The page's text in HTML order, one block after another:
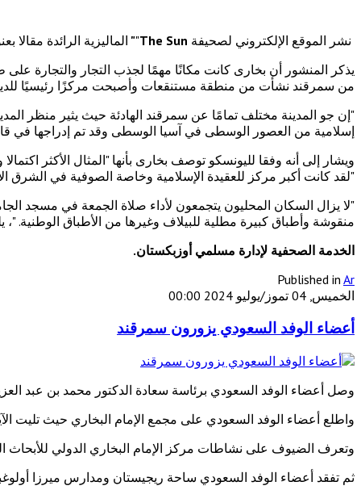
نشر الموقع الإلكتروني لصحيفة The Sun
"
" الماليزية الرائدة
يذكر المنشور أن بخارى كانت مكانًا مهمًا لجذب التجار والتجارة على
من سمرقند نشأت من منطقة مستنقعات وأصبحت مركزًا رئيسيًا
"إن جو المدينة مختلف تمامًا عن سمرقند الهادئة حيث يثير منظر
إسلامية من العصور الوسطى في آسيا الوسطى وقد تم إدراجها في قائمة التراث
ويشار إلى أنه وفقا لليونسكو توصف بخارى بأنها "المثال الأكثر
"لقد كانت أكبر مركز للعقيدة الإسلامية وخاصة الصوفية في الشرق الأوسط، مع أكثر من 200 مسجد و100 مدرسة كانت
"لا يزال السكان المحليون يتجمعون لأداء صلاة الجمعة في مسجد
منقوشة وأطباق كبيرة مطلية للبيلاف وغيرها من الأطباق الوطنية.
الخدمة الصحفية لإدارة مسلمي أوزبكستان.
Published in Ar
الخميس, 04 تموز/يوليو 2024 00:00
أعضاء الوفد السعودي يزورون سمرقند
وصل أعضاء الوفد السعودي برئاسة سعادة الدكتور محمد بن عبد
واطلع أعضاء الوفد السعودي على مجمع الإمام البخاري حيث تليت
وتعرف الضيوف على نشاطات مركز الإمام البخاري الدولي للأبحاث
ثم تفقد أعضاء الوفد السعودي ساحة ريجيستان ومدارس ميرزا